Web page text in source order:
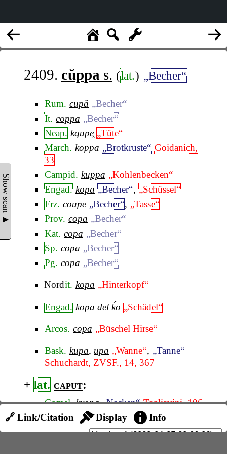
Show scan ▲
2409. cŭppa s. (lat.) „Becher“
Rum. cupă „Becher“
It. coppa „Becher“
Neap. kqupe̥ „Tüte“
March. koppa „Brotkruste“ Goidanich,
33
Campid. kuppa „Kohlenbecken“
Engad. kopa „Becher“, „Schüssel“
Frz. coupe „Becher“, „Tasse“
Prov. copa „Becher“
Kat. copa „Becher“
Sp. copa „Becher“
Pg. copa „Becher“
Nordit. kopa „Hinterkopf“
Engad. kopa del ḱo „Schädel“
Arcos. copa „Büschel Hirse“
Bask. kupa, upa „Wanne“, „Tanne“
Schuchardt, ZVSF., 14, 367
+ lat. caput:
Comel. kyopa „Nacken“ Tagliavini, 106
Piem. kup „Hohlziegel“
🔗 Link/Citation Display Info